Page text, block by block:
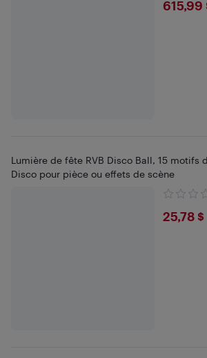
615,99
Lumière de fête RVB Disco Ball, 15 motifs
Disco pour pièce ou effets de scène
25,78 $